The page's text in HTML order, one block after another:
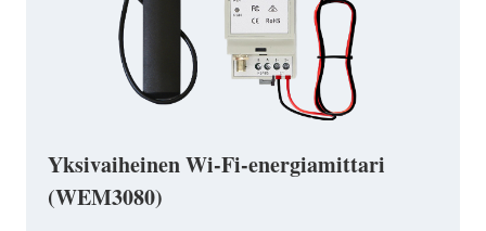
Yksivaiheinen Wi-Fi-energiamittari
(WEM3080)